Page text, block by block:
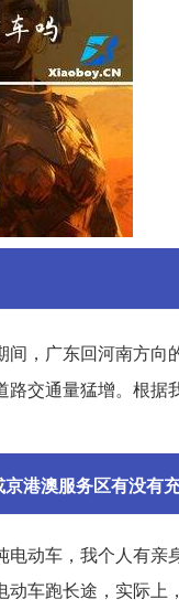
，广东回河南方向
交通量猛增。根
港澳服务区有没有
动车，我个人有
车跑长途，实际